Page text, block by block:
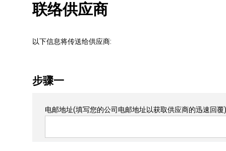
联络供应商
以下信息将传送给供应商:
步骤一
电邮地址(填写您的公司电邮地址以获取供应商的迅速回覆)